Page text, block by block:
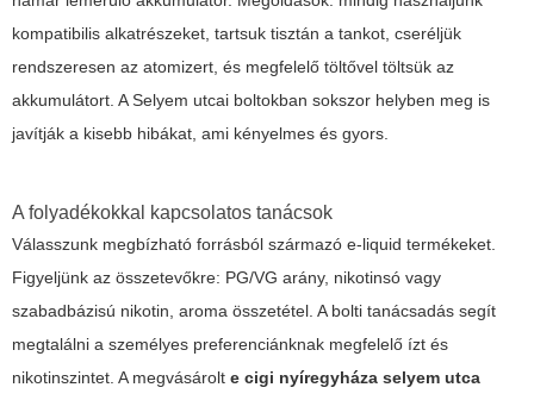
kompatibilis alkatrészeket, tartsuk tisztán a tankot, cseréljük
rendszeresen az atomizert, és megfelelő töltővel töltsük az
akkumulátort. A Selyem utcai boltokban sokszor helyben meg is
javítják a kisebb hibákat, ami kényelmes és gyors.
A folyadékokkal kapcsolatos tanácsok
Válasszunk megbízható forrásból származó e-liquid termékeket.
Figyeljünk az összetevőkre: PG/VG arány, nikotinsó vagy
szabadbázisú nikotin, aroma összetétel. A bolti tanácsadás segít
megtalálni a személyes preferenciánknak megfelelő ízt és
nikotinszintet. A megvásárolt e cigi nyíregyháza selyem utca